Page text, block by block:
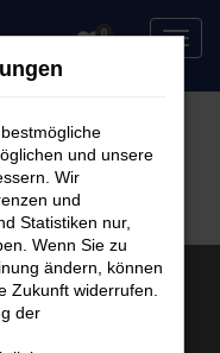
0
und unsere
Wir
und
Statistiken nur,
Wenn Sie zu
ändern, können
Zukunft widerrufen.
der